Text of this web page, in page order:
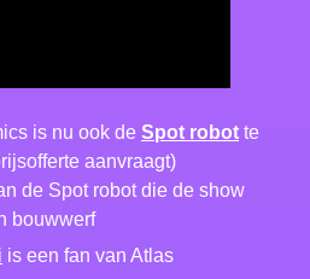
is nu ook de Spot robot te
aanvraagt)
de Spot robot die de show
bouwwerf
is een fan van Atlas